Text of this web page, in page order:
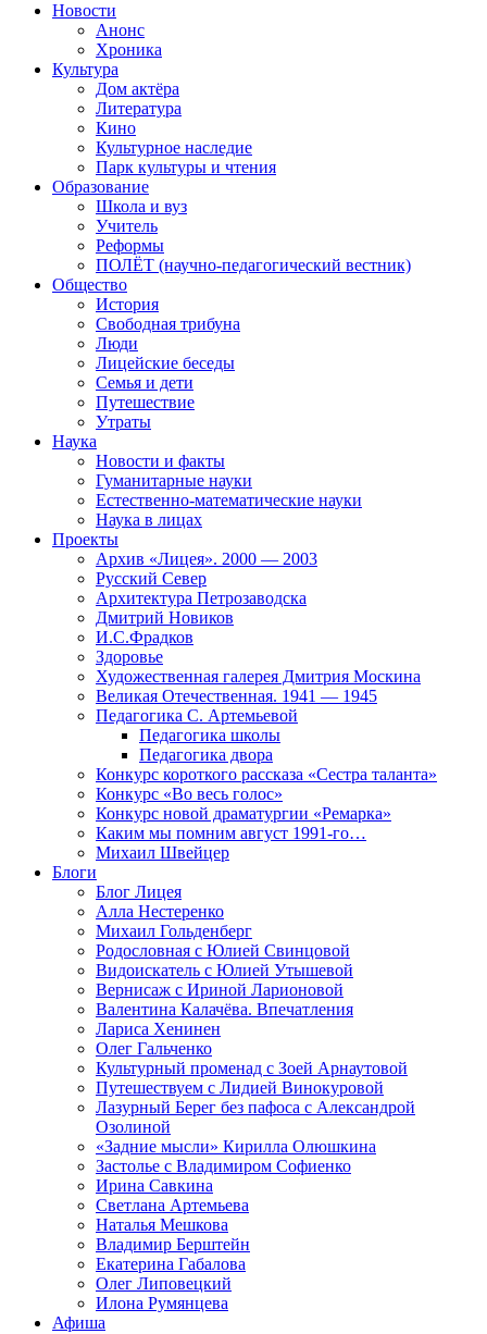
Новости
Анонс
Хроника
Культура
Дом актёра
Литература
Кино
Культурное наследие
Парк культуры и чтения
Образование
Школа и вуз
Учитель
Реформы
ПОЛЁТ (научно-педагогический вестник)
Общество
История
Свободная трибуна
Люди
Лицейские беседы
Семья и дети
Путешествие
Утраты
Наука
Новости и факты
Гуманитарные науки
Естественно-математические науки
Наука в лицах
Проекты
Архив «Лицея». 2000 — 2003
Русский Север
Архитектура Петрозаводска
Дмитрий Новиков
И.С.Фрадков
Здоровье
Художественная галерея Дмитрия Москина
Великая Отечественная. 1941 — 1945
Педагогика С. Артемьевой
Педагогика школы
Педагогика двора
Конкурс короткого рассказа «Сестра таланта»
Конкурс «Во весь голос»
Конкурс новой драматургии «Ремарка»
Каким мы помним август 1991-го…
Михаил Швейцер
Блоги
Блог Лицея
Алла Нестеренко
Михаил Гольденберг
Родословная с Юлией Свинцовой
Видоискатель с Юлией Утышевой
Вернисаж с Ириной Ларионовой
Валентина Калачёва. Впечатления
Лариса Хенинен
Олег Гальченко
Культурный променад с Зоей Арнаутовой
Путешествуем с Лидией Винокуровой
Лазурный Берег без пафоса с Александрой
Озолиной
«Задние мысли» Кирилла Олюшкина
Застолье с Владимиром Софиенко
Ирина Савкина
Светлана Артемьева
Наталья Мешкова
Владимир Берштейн
Екатерина Габалова
Олег Липовецкий
Илона Румянцева
Афиша